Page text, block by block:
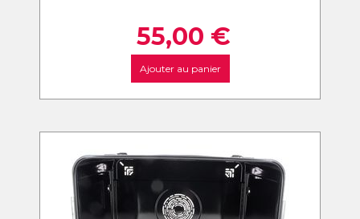
55,00 €
Ajouter au panier